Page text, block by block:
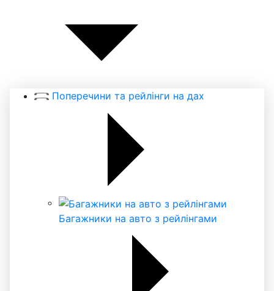
Поперечини та рейлінги на дах
Багажники на авто з рейлінгами